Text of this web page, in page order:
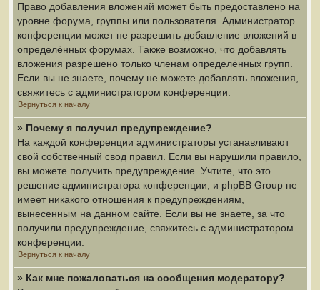
Право добавления вложений может быть предоставлено на
уровне форума, группы или пользователя. Администратор
конференции может не разрешить добавление вложений в
определённых форумах. Также возможно, что добавлять
вложения разрешено только членам определённых групп.
Если вы не знаете, почему не можете добавлять вложения,
свяжитесь с администратором конференции.
Вернуться к началу
» Почему я получил предупреждение?
На каждой конференции администраторы устанавливают
свой собственный свод правил. Если вы нарушили правило,
вы можете получить предупреждение. Учтите, что это
решение администратора конференции, и phpBB Group не
имеет никакого отношения к предупреждениям,
вынесенным на данном сайте. Если вы не знаете, за что
получили предупреждение, свяжитесь с администратором
конференции.
Вернуться к началу
» Как мне пожаловаться на сообщения модератору?